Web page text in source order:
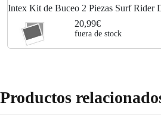
Intex Kit de Buceo 2 Piezas Surf Rider
20,99€
fuera de stock
Productos